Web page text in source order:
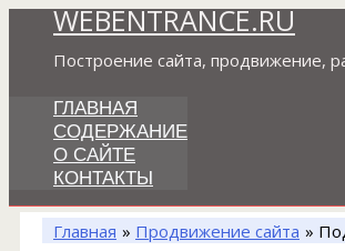
Перейти
содержимому
WEBENTRANCE.RU
Построение сайта, продвижение,
ГЛАВНАЯ
СОДЕРЖАНИЕ
О САЙТЕ
КОНТАКТЫ
Главная Продвижение сайта